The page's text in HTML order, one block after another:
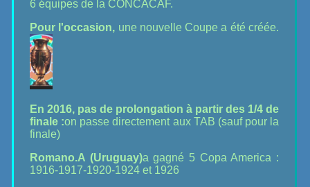
6 équipes de la CONCACAF.
Pour l'occasion, une nouvelle Coupe a été créée.
En 2016, pas de prolongation à partir des 1/4 de
finale :on passe directement aux TAB (sauf pour la
finale)
Romano.A (Uruguay)a gagné 5 Copa America :
1916-1917-1920-1924 et 1926